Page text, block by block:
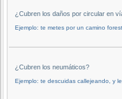
¿Cubren los daños por circular en
Ejemplo: te metes por un camino
¿Cubren los neumáticos?
Ejemplo: te descuidas callejeando, y